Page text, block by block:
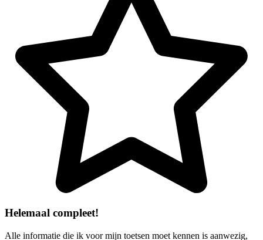
Helemaal compleet!
Alle informatie die ik voor mijn toetsen moet kennen is aanwezig,